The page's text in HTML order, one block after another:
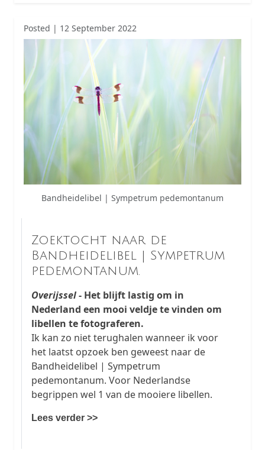
Posted | 12 September 2022
Bandheidelibel | Sympetrum pedemontanum
Zoektocht naar de
Bandheidelibel | Sympetrum
pedemontanum.
Overijssel- Het blijft lastig om in
Nederland een mooi veldje te vinden om
libellen te fotograferen.
Ik kan zo niet terughalen wanneer ik voor
het laatst opzoek ben geweest naar de
Bandheidelibel | Sympetrum
pedemontanum. Voor Nederlandse
begrippen wel 1 van de mooiere libellen.
Lees verder >>